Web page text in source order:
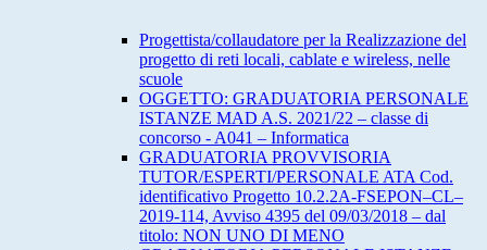
Progettista/collaudatore per la Realizzazione del
progetto di reti locali, cablate e wireless, nelle
scuole
OGGETTO: GRADUATORIA PERSONALE
ISTANZE MAD A.S. 2021/22 – classe di
concorso - A041 – Informatica
GRADUATORIA PROVVISORIA
TUTOR/ESPERTI/PERSONALE ATA Cod.
identificativo Progetto 10.2.2A-FSEPON–CL–
2019-114, Avviso 4395 del 09/03/2018 – dal
titolo: NON UNO DI MENO